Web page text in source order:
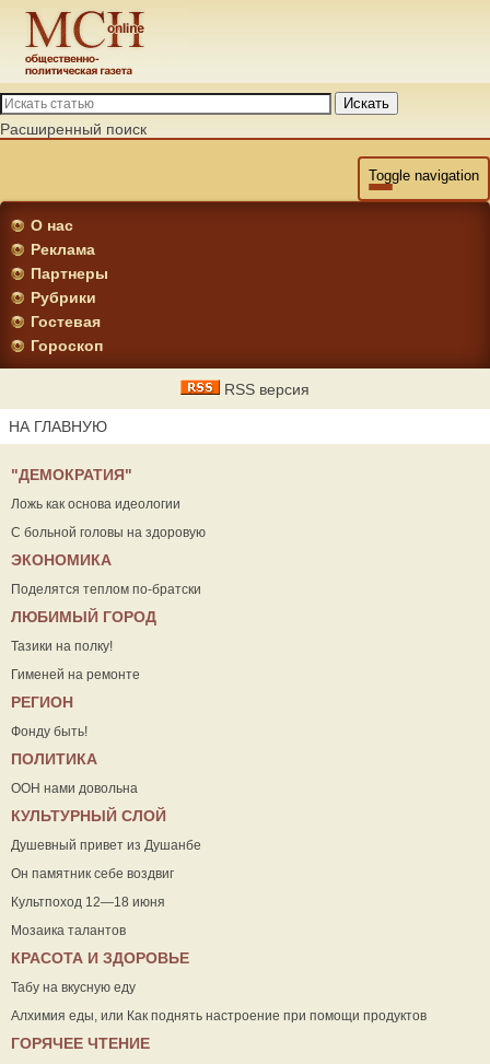
Искать
Расширенный поиск
Toggle navigation
О нас
Реклама
Партнеры
Рубрики
Гостевая
Гороскоп
RSS версия
НА ГЛАВНУЮ
"ДЕМОКРАТИЯ"
Ложь как основа идеологии
С больной головы на здоровую
ЭКОНОМИКА
Поделятся теплом по-братски
ЛЮБИМЫЙ ГОРОД
Тазики на полку!
Гименей на ремонте
РЕГИОН
Фонду быть!
ПОЛИТИКА
ООН нами довольна
КУЛЬТУРНЫЙ СЛОЙ
Душевный привет из Душанбе
Он памятник себе воздвиг
Культпоход 12—18 июня
Мозаика талантов
КРАСОТА И ЗДОРОВЬЕ
Табу на вкусную еду
Алхимия еды, или Как поднять настроение при помощи продуктов
ГОРЯЧЕЕ ЧТЕНИЕ